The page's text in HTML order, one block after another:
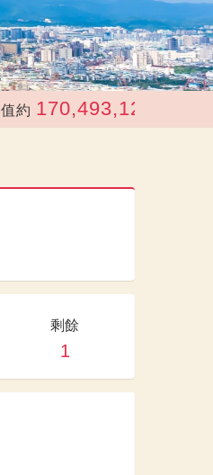
170,493,122 元
剩餘
1